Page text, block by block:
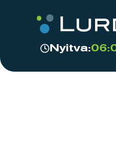
Nyitva: